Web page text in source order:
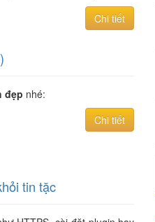
Chi tiết
đẹp nhé:
Chi tiết
tin tặc